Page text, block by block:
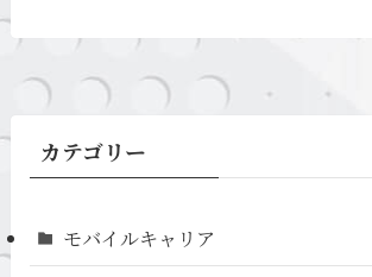
カテゴリー
モバイルキャリア